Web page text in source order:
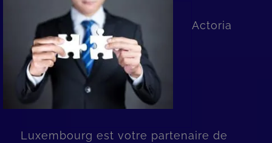
Actoria
Luxembourg est votre partenaire de